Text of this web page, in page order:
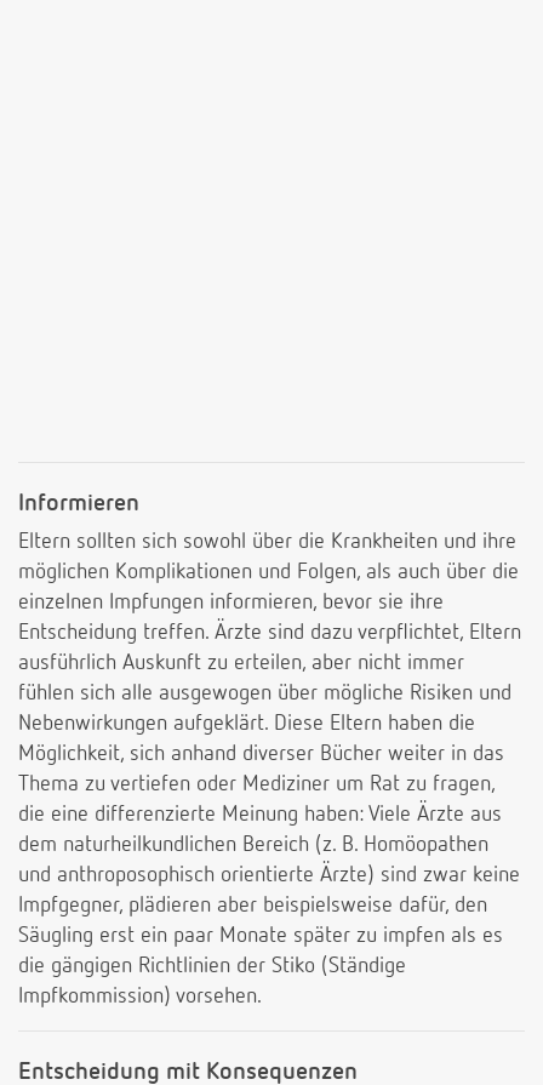
Informieren
Eltern sollten sich sowohl über die Krankheiten und ihre
möglichen Komplikationen und Folgen, als auch über die
einzelnen Impfungen informieren, bevor sie ihre
Entscheidung treffen. Ärzte sind dazu verpflichtet, Eltern
ausführlich Auskunft zu erteilen, aber nicht immer
fühlen sich alle ausgewogen über mögliche Risiken und
Nebenwirkungen aufgeklärt. Diese Eltern haben die
Möglichkeit, sich anhand diverser Bücher weiter in das
Thema zu vertiefen oder Mediziner um Rat zu fragen,
die eine differenzierte Meinung haben: Viele Ärzte aus
dem naturheilkundlichen Bereich (z. B. Homöopathen
und anthroposophisch orientierte Ärzte) sind zwar keine
Impfgegner, plädieren aber beispielsweise dafür, den
Säugling erst ein paar Monate später zu impfen als es
die gängigen Richtlinien der Stiko (Ständige
Impfkommission) vorsehen.
Entscheidung mit Konsequenzen